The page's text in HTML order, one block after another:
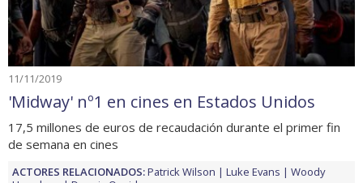
11/11/2019
'Midway' nº1 en cines en Estados Unidos
17,5 millones de euros de recaudación durante el primer fin
de semana en cines
ACTORES RELACIONADOS:Patrick Wilson Luke Evans
Woody